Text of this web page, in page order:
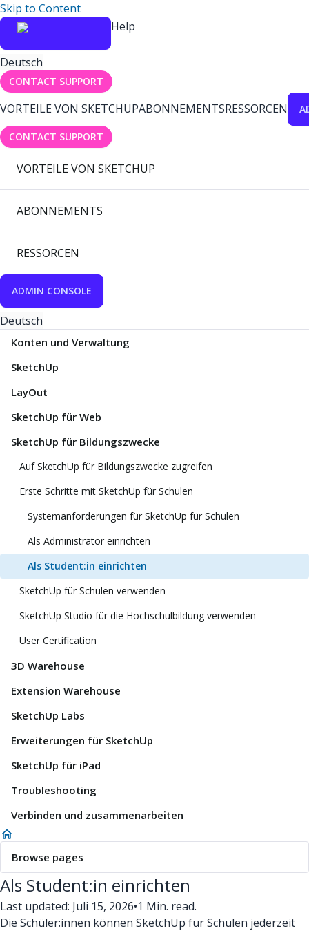
Skip to Content
Help
Deutsch
CONTACT SUPPORT
VORTEILE VON SKETCHUPABONNEMENTSRESSORCEN
CONTACT SUPPORT
VORTEILE VON SKETCHUP
ABONNEMENTS
RESSORCEN
ADMIN CONSOLE
Deutsch
Konten und Verwaltung
SketchUp
LayOut
SketchUp für Web
SketchUp für Bildungszwecke
Auf SketchUp für Bildungszwecke zugreifen
Erste Schritte mit SketchUp für Schulen
Systemanforderungen für SketchUp für Schulen
Als Administrator einrichten
Als Student:in einrichten
SketchUp für Schulen verwenden
SketchUp Studio für die Hochschulbildung verwenden
User Certification
3D Warehouse
Extension Warehouse
SketchUp Labs
Erweiterungen für SketchUp
SketchUp für iPad
Troubleshooting
Verbinden und zusammenarbeiten
Browse pages
Als Student:in einrichten
Last updated: Juli 15, 2026•1 Min. read.
Die Schüler:innen können SketchUp für Schulen jederzeit